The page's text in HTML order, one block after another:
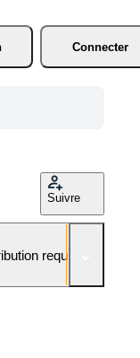
Connecter
Suivre
requise